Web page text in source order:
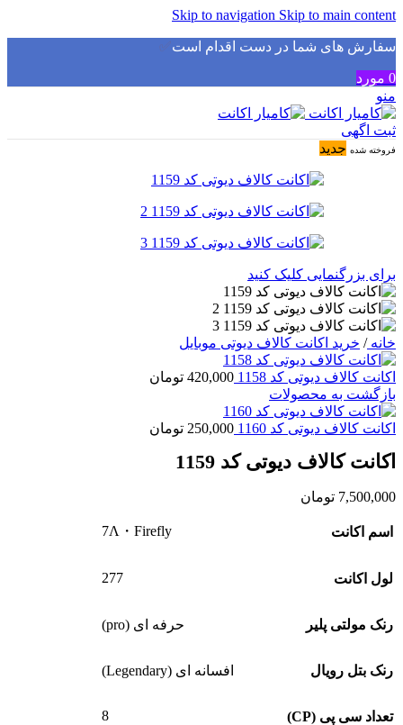
Skip to navigation Skip to main content
سفارش های شما در دست اقدام است✅
0 مورد
منو
ثبت اگهی
فروخته شده جدید
برای بزرگنمایی کلیک کنید
خانه/ خرید اکانت کالاف دیوتی موبایل
اکانت کالاف دیوتی کد 1158 420,000 تومان
بازگشت به محصولات
اکانت کالاف دیوتی کد 1160 250,000 تومان
اکانت کالاف دیوتی کد 1159
7,500,000 تومان
اسم اکانت 7Ʌ・Firefly
لول اکانت 277
رنک مولتی پلیر حرفه ای (pro)
رنک بتل رویال افسانه ای (Legendary)
تعداد سی پی (CP) 8